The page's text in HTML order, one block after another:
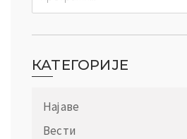
КАТЕГОРИЈЕ
Најаве
Вести